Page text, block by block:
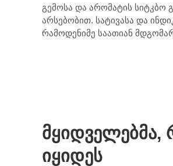
გემოსა და არომატის სიტკბო
არსებობით. სატივასა და
რამოდენიმე საათიან
მყიდველებმა,
იყიდეს